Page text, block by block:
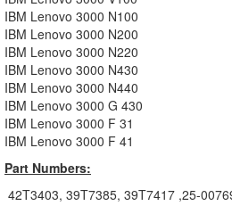
IBM Lenovo 3000 N100
IBM Lenovo 3000 N200
IBM Lenovo 3000 N220
IBM Lenovo 3000 N430
IBM Lenovo 3000 N440
IBM Lenovo 3000 G 430
IBM Lenovo 3000 F 31
IBM Lenovo 3000 F 41
Part Numbers:
42T3403, 39T7385, 39T7417 ,25-